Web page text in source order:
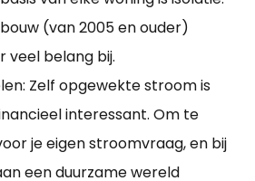
(van 2005 en ouder)
veel belang bij.
Zelf opgewekte stroom is
interessant. Om te
je eigen stroomvraag, en bij
een duurzame wereld